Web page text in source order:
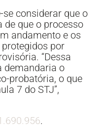
se considerar que o
de que o processo
andamento e os
por
“Dessa
demandaria o
probatória, o que
7 do STJ”,
.